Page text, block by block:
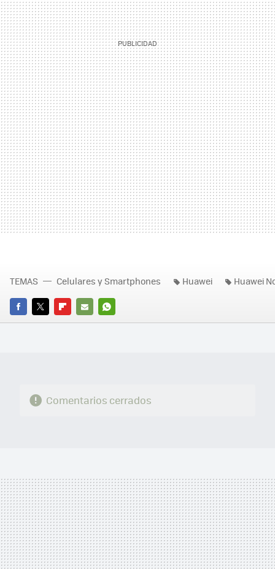
FACEBOOK
TWITTERFLIPBOARD
E-
WHATSAPP
TEMAS Celulares y Smartphones Huawei Huawei
Comentarios cerrados